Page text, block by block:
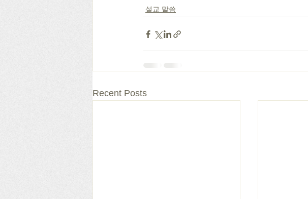
설교 말씀
Recent Posts